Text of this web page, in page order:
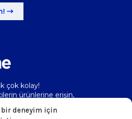
bir deneyim için
çok kolay!
ürünlerine erişin,